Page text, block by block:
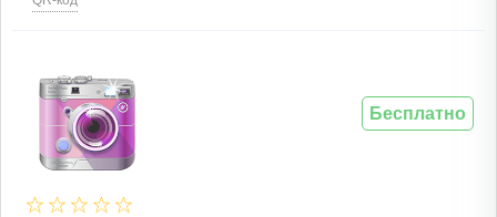
Бесплатно